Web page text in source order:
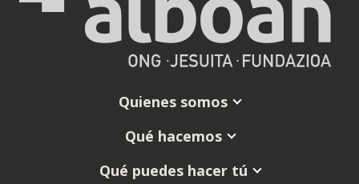
Quienes somos
Qué hacemos
Qué puedes hacer tú